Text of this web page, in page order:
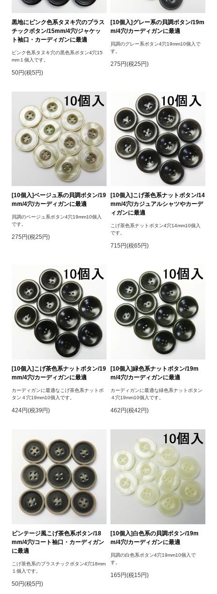
黒地にピンク色系タヌキ穴のプラス
チックボタン/15mm/4穴/ジャケッ
ト袖口・カーディガンに最適
ピンク色系タヌキ穴の黒色系ボタン4穴15
mm１個入です。
50円(税5円)
[10個入]グレー系の貝調ボタン/19m
m/4穴/カーディガンに最適
貝調のグレー系ボタン4穴19mm10個入で
す。
275円(税25円)
[10個入]ベージュ系の貝調ボタン/19
mm/4穴/カーディガンに最適
貝調のベージュ系ボタン4穴19mm10個入
です。
275円(税25円)
[10個入]こげ茶色系ナットボタン/14
mm/4穴/カジュアルシャツやカーデ
ィガンに最適
こげ茶色系ナットボタン4穴14mm10個入
です。
715円(税65円)
[10個入]こげ茶色系ナットボタン/19
mm/4穴/カーディガンに最適
カーディガンに最適なこげ茶色系ナットボ
タン４穴19mm10個入です。
424円(税39円)
[10個入]緑色系ナットボタン/19m
m/4穴/カーディガンに最適
カーディガンに最適な緑色系ナットボタン
４穴19mm10個入です。
462円(税42円)
ビンテージ風こげ茶色系ボタン/18
mm/4穴/コート袖口・カーディガン
に最適
こげ茶色系のプラスチックボタン4穴18mm
１個入です。
50円(税5円)
[10個入]白色系の貝調ボタン/19m
m/4穴/カーディガンに最適
貝調の白色系ボタン4穴19mm10個入で
す。
165円(税15円)